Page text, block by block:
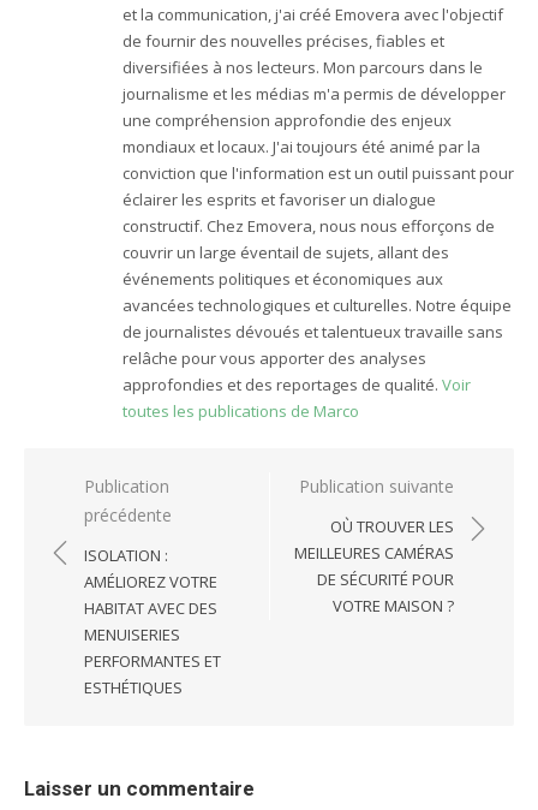
et la communication, j'ai créé Emovera avec l'objectif
de fournir des nouvelles précises, fiables et
diversifiées à nos lecteurs. Mon parcours dans le
journalisme et les médias m'a permis de développer
une compréhension approfondie des enjeux
mondiaux et locaux. J'ai toujours été animé par la
conviction que l'information est un outil puissant pour
éclairer les esprits et favoriser un dialogue
constructif. Chez Emovera, nous nous efforçons de
couvrir un large éventail de sujets, allant des
événements politiques et économiques aux
avancées technologiques et culturelles. Notre équipe
de journalistes dévoués et talentueux travaille sans
relâche pour vous apporter des analyses
approfondies et des reportages de qualité. Voir
toutes les publications de Marco
Navigation
l’article
Publication
précédente
ISOLATION :
AMÉLIOREZ VOTRE
HABITAT AVEC DES
MENUISERIES
PERFORMANTES ET
ESTHÉTIQUES
Publication suivante
OÙ TROUVER LES
MEILLEURES CAMÉRAS
DE SÉCURITÉ POUR
VOTRE MAISON ?
Laisser un commentaire